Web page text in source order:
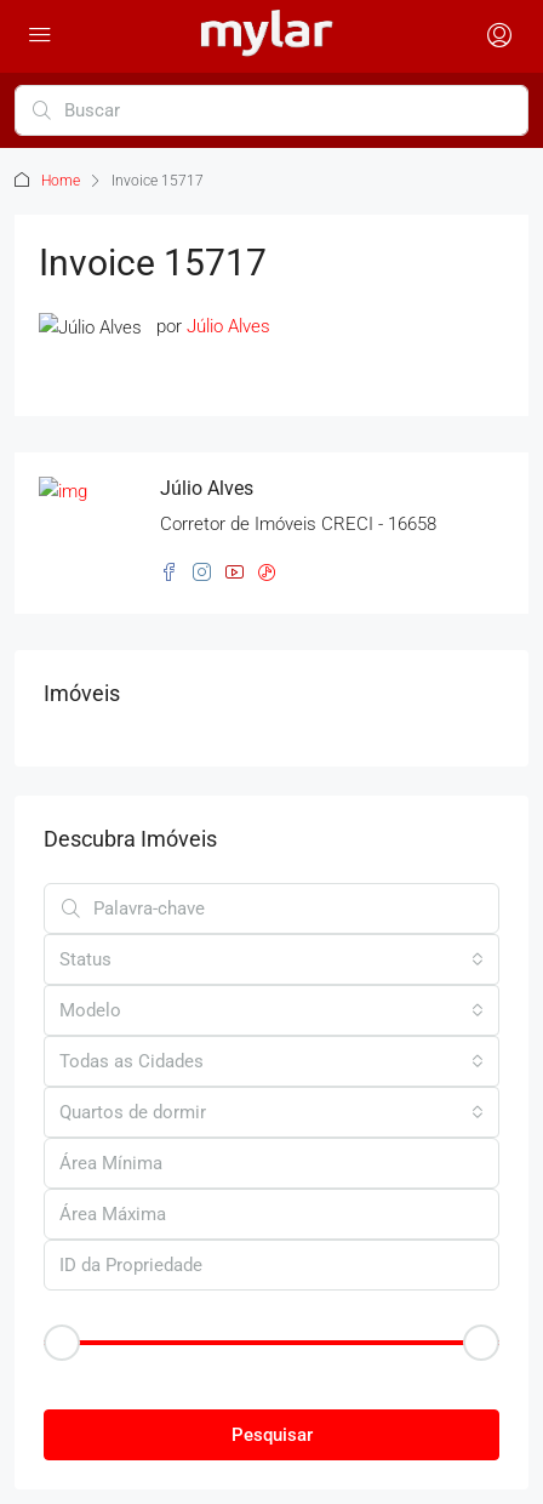
Home Invoice 15717
Invoice 15717
por Júlio Alves
Júlio Alves
Corretor de Imóveis CRECI - 16658
Imóveis
Descubra Imóveis
Status
Modelo
Todas as Cidades
Quartos de dormir
Pesquisar